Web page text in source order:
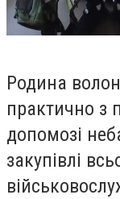
Родина
практично з
допомозі
закупівлі